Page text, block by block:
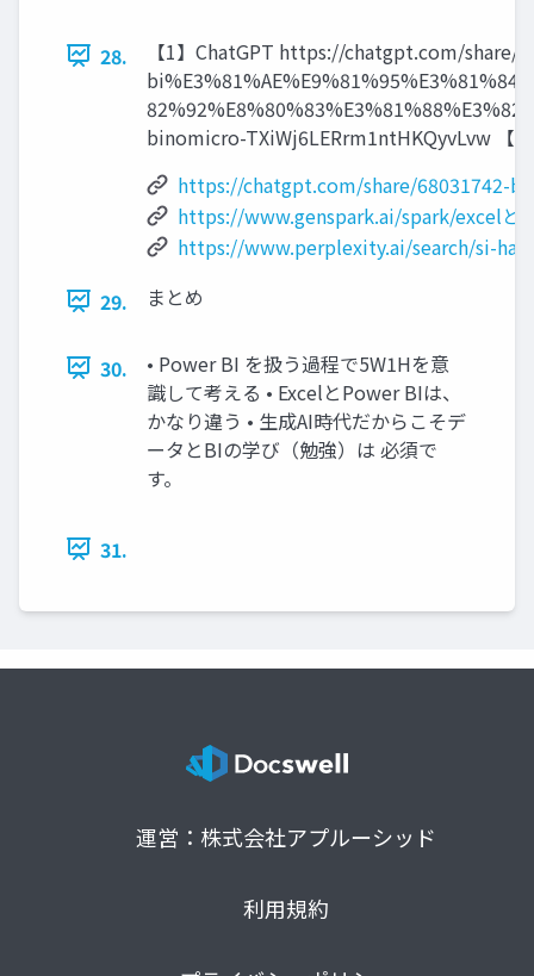
28.
【1】ChatGPT https://chatgpt.com/
binomicro-TXiWj6LERrm1ntHKQyvLvw
https://chatgpt.com/share/68031742-
https://www.genspark.ai/spark/excelと
https://www.perplexity.ai/search/si-
29.
まとめ
30.
• Power BI を扱う過程で5W1Hを意
識して考える • ExcelとPower BIは、
かなり違う • 生成AI時代だからこそデ
ータとBIの学び（勉強）は 必須で
す。
31.
運営：株式会社アプルーシッド
利用規約